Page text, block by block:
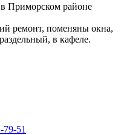
в Приморском районе
ремонт, поменяны окна,
в кафеле.
79-51